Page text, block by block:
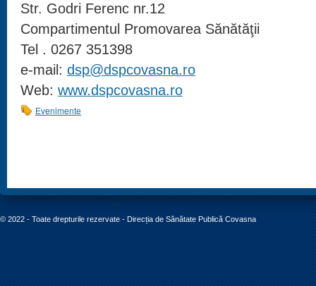
Str. Godri Ferenc nr.12
Compartimentul Promovarea Sănătăţii
Tel . 0267 351398
e-mail: dsp@dspcovasna.ro
Web: www.dspcovasna.ro
Evenimente
© 2022 - Toate drepturile rezervate - Direcția de Sănătate Publică Covasna